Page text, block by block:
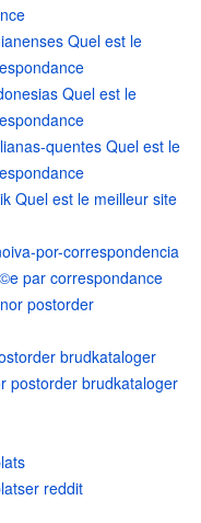
Quel est le
Quel est le
quentes Quel est le
Quel est le meilleur site
por-correspondencia
par correspondance
postorder
brudkataloger
postorder brudkataloger
reddit